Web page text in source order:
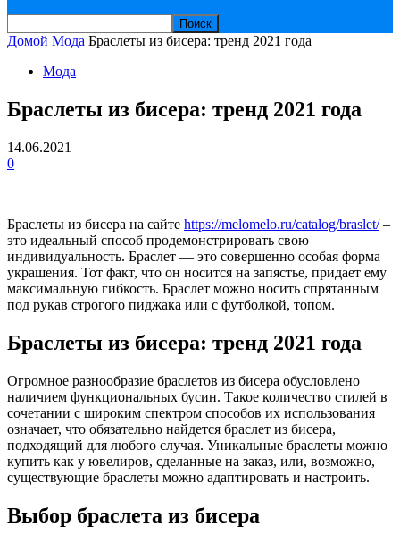
Домой Мода Браслеты из бисера: тренд 2021 года
Мода
Браслеты из бисера: тренд 2021 года
14.06.2021
0
Браслеты из бисера на сайте https://melomelo.ru/catalog/braslet/–
это идеальный способ продемонстрировать свою
индивидуальность. Браслет — это совершенно особая форма
украшения. Тот факт, что он носится на запястье, придает ему
максимальную гибкость. Браслет можно носить спрятанным
под рукав строгого пиджака или с футболкой, топом.
Браслеты из бисера: тренд 2021 года
Огромное разнообразие браслетов из бисера обусловлено
наличием функциональных бусин. Такое количество стилей в
сочетании с широким спектром способов их использования
означает, что обязательно найдется браслет из бисера,
подходящий для любого случая. Уникальные браслеты можно
купить как у ювелиров, сделанные на заказ, или, возможно,
существующие браслеты можно адаптировать и настроить.
Выбор браслета из бисера